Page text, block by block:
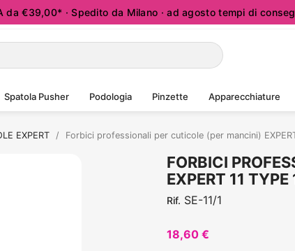
da €39,00* · Spedito da Milano · ad agosto tempi di
Spatola Pusher Podologia Pinzette Apparecchiature
EXPERT Forbici professionali per cuticole (per mancini)
FORBICI
EXPERT 11
Rif. SE-11/1
18,60 €